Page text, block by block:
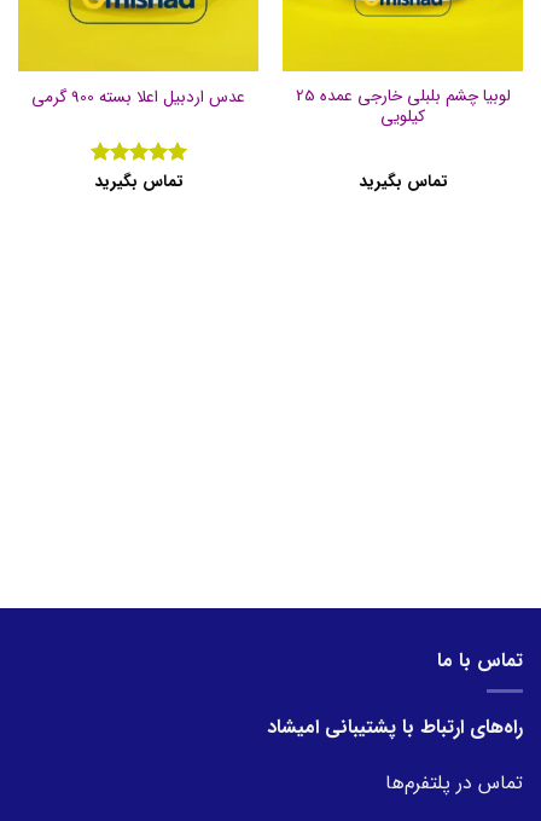
لوبیا چشم بلبلی خارجی عمده 25
کیلویی
تماس بگیرید
عدس اردبیل اعلا بسته 900 گرمی
نمره 5از
تماس بگیرید
تماس با ما
راه‌های ارتباط با پشتیبانی امیشاد
تماس در پلتفرم‌ها